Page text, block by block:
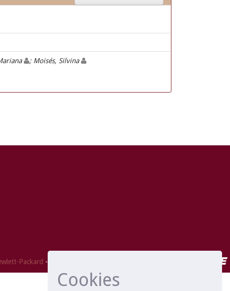
Cookies
; Moisés, Silvina
Packard - Extensión mantenida y optimizado por